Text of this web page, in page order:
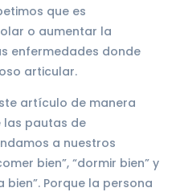
que es
o aumentar la
enfermedades donde
articular.
artículo de manera
las pautas de
a nuestros
bien”, “dormir bien” y
Porque la persona